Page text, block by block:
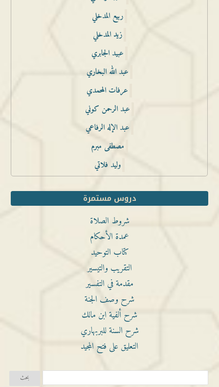
ربيع المدخلي
زيد المدخلي
عبيد الجابري
عبد الله البخاري
عرفات المحمدي
عبد الرحمن كوني
عبد الإله الرفاعي
مصطفى مبرم
وليد فلاتي
دروس مستمرة
شروط الصلاة
عمدة الأحكام
كتاب التوحيد
التقريب والتيسير
مقدمة في التفسير
شرح وصف الجنة
شرح ألفية ابن مالك
شرح السنة للبربهاري
التعليق على فتح المجيد